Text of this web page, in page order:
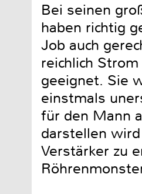
Bei seinen
haben richtig
Job auch
reichlich
geeignet. Sie
einstmals
für den Mann
darstellen
Verstärker zu